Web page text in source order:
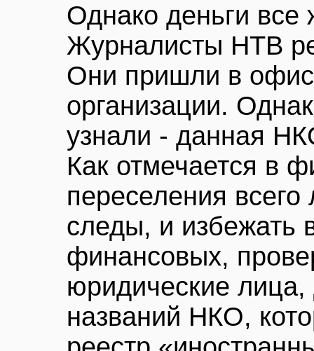
Однако деньги
Журналисты НТВ
Они пришли в офис
организации.
узнали - данная
Как отмечается в
переселения
следы, и избежать
финансовых,
юридические лица,
названий НКО,